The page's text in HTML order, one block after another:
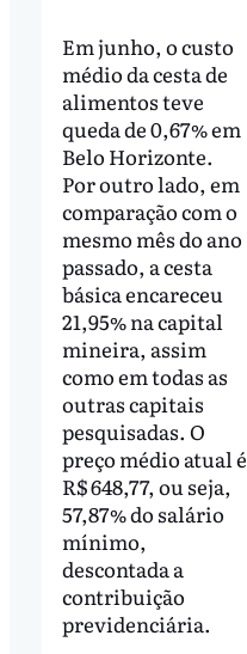
Em junho, o custo
médio da cesta de
alimentos teve
queda de 0,67% em
Belo Horizonte.
Por outro lado, em
comparação com o
mesmo mês do ano
passado, a cesta
básica encareceu
21,95% na capital
mineira, assim
como em todas as
outras capitais
pesquisadas. O
preço médio atual é
R$ 648,77, ou seja,
57,87% do salário
mínimo,
descontada a
contribuição
previdenciária.